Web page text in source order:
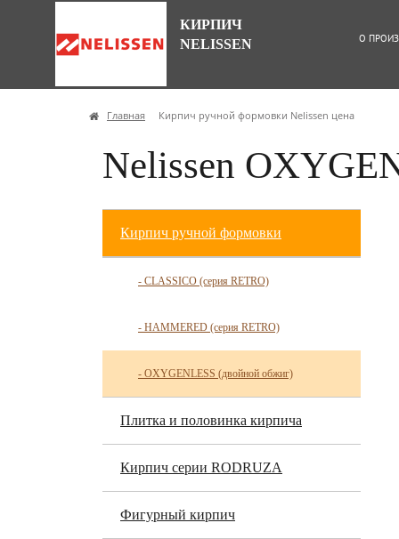
КИРПИЧ
NELISSEN
О
Главная Кирпич ручной формовки Nelissen цена
Nelissen
Кирпич ручной формовки
- CLASSICO (серия RETRO)
- HAMMERED (серия RETRO)
- OXYGENLESS (двойной обжиг)
Плитка и половинка кирпича
Кирпич серии RODRUZA
Фигурный кирпич